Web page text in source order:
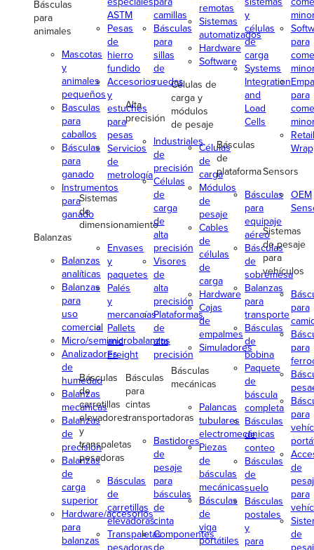
Básculas
para
animales
Mascotas
y
animales
pequeños
Basculas
para
caballos
Básculas
para
ganado
Instrumentos
para
ganado
Balanzas
Balanzas
analíticas
Balanzas
para
uso
comercial
Micro/semimicrobalanzas
Analizadores
de
humedad
Balanzas
mecánicas
Balanzas
de
precisión
Balanzas
de
carga
superior
Hardware/accesorios
para
balanzas
ASTM
Pesas
de
hierro
fundido
Accesorios
y
estuches
para
pesas
Servicios
de
metrología
Sistemas
de
dimensionamiento
Envases
y
paquetes
Palés
y
mercancías
Pallets
and
Freight
Básculas
de
carretillas
elevadores
y
transpaletas
pesadoras
Básculas
de
carretillas
elevadoras
Transpaletas
camillas
Básculas
para
sillas
de
ruedas
Alta
precisión
Industriales
de
precisión
Células
de
carga
de
alta
precisión
Visores
de
alta
precisión
Plataformas
de
alta
precisión
Básculas
para
cintas
transportadoras
Bastidores
de
pesaje
para
básculas
de
cinta
Componentes
remotas
Sistemas
automatizados
Hardware
Software
Células de
carga y
módulos
de pesaje
Células
de
carga
Módulos
de
pesaje
Cables
de
células
de
carga
Hardware
Cajas
de
empalmes
Simuladores
Básculas
mecánicas
Palancas
tubulares
electromecánicas
Piezas
de
básculas
mecánicas
Básculas
de
viga
portátiles
y
células
de
carga
Systems
Integration
and
Load
Cells
Básculas
de
plataforma
Básculas
para
equipaje
aéreo
Básculas
de
sobremesa
Balanzas
para
transporte
Básculas
de
bobina
Paquete
de
báscula
completa
Básculas
de
conteo
Básculas
de
suelo
Básculas
postales
y
para
para
para
Retail
Sensors
OEM
Sistemas
de pesaje
para
vehículos
para
para
para
de
para
de